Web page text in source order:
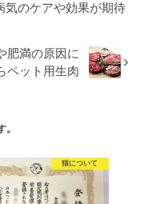
気のケアや効果が期待
肥満の原因に
ペット用生肉
猫について